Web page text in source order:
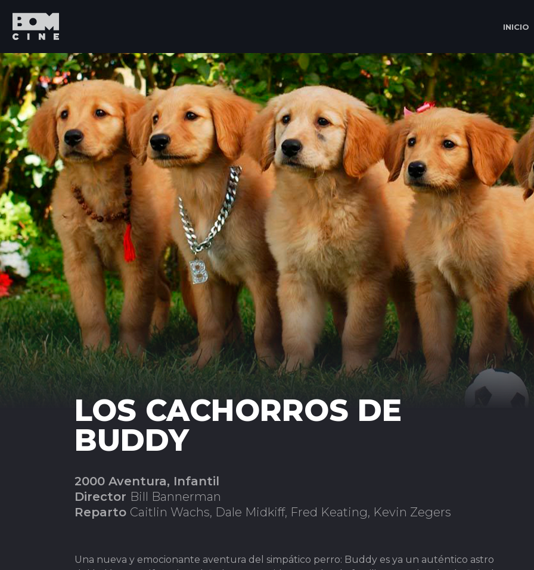
INICIO
LOS CACHORROS DE
BUDDY
2000 Aventura, Infantil
Director Bill Bannerman
Reparto Caitlin Wachs, Dale Midkiff, Fred Keating, Kevin Zegers
Una nueva y emocionante aventura del simpático perro: Buddy es ya un auténtico astro